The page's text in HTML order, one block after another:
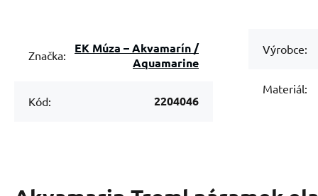
Značka:
EK Múza – Akvamarín /
Aquamarine
Kód: 2204046
Výrobce:
Materiál: